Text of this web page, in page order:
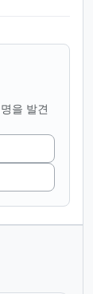
을 발견